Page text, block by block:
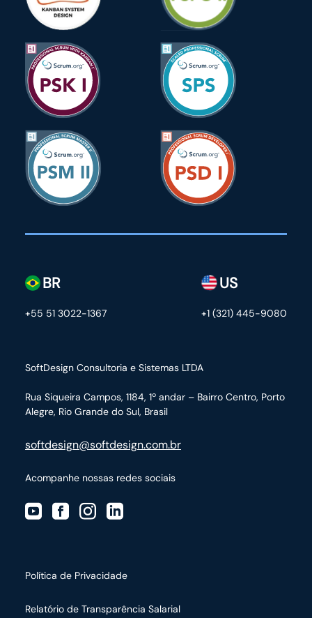
SoftDesign Consultoria e Sistemas LTDA
Rua Siqueira Campos, 1184, 1º andar – Bairro Centro, Porto
Alegre, Rio Grande do Sul, Brasil
softdesign@softdesign.com.br
BR
+55 51 3022-1367
US
+1 (321) 445-9080
Acompanhe nossas redes sociais
Política de Privacidade
Relatório de Transparência Salarial